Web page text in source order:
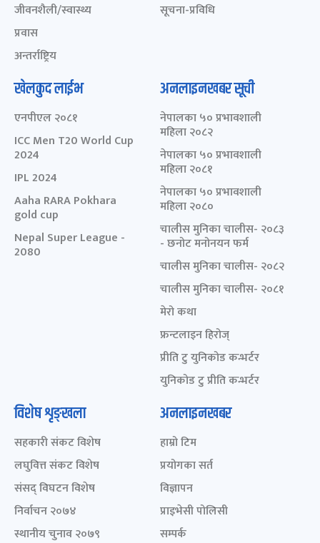
जीवनशैली/स्वास्थ्य
प्रवास
अन्तर्राष्ट्रिय
सूचना-प्रविधि
खेलकुद लाईभ
एनपीएल २०८१
ICC Men T20 World Cup
2024
IPL 2024
Aaha RARA Pokhara
gold cup
Nepal Super League -
2080
अनलाइनखबर सूची
नेपालका ५० प्रभावशाली
महिला २०८२
नेपालका ५० प्रभावशाली
महिला २०८१
नेपालका ५० प्रभावशाली
महिला २०८०
चालीस मुनिका चालीस- २०८३
- छनोट मनोनयन फर्म
चालीस मुनिका चालीस- २०८२
चालीस मुनिका चालीस- २०८१
मेरो कथा
फ्रन्टलाइन हिरोज्
प्रीति टु युनिकोड कन्भर्टर
युनिकोड टु प्रीति कन्भर्टर
विशेष शृङ्खला
सहकारी संकट विशेष
लघुवित्त संकट विशेष
संसद् विघटन विशेष
निर्वाचन २०७४
स्थानीय चुनाव २०७९
अनलाइनखबर
हाम्रो टिम
प्रयोगका सर्त
विज्ञापन
प्राइभेसी पोलिसी
सम्पर्क